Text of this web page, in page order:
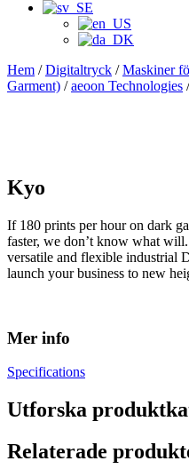
Hem /Digitaltryck /Maskiner
Garment) /aeoon Technologies
Kyo
If 180 prints per hour on dark
faster, we don’t know what
versatile and flexible industrial
launch your business to new
Mer info
Specifications
Utforska
Relaterade